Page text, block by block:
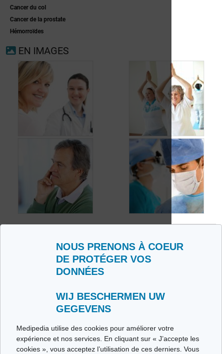
NOUS PRENONS À COEUR
DE PROTÉGER VOS
DONNÉES
WIJ BESCHERMEN UW
GEGEVENS
Medipedia utilise des cookies pour améliorer votre
expérience et nos services. En cliquant sur « J’accepte les
cookies », vous acceptez l’utilisation de ces derniers. Vous
Cancer du col
Cancer de la prostate
Hémorroïdes
EN IMAGES
Quel suivi en cas de
cancer colorectal?
Que puis-je faire et
manger durant mon
traitement?
Cancer colorectal:
suis-je guéri ou en
sursis?
Quel traitement en
cas de cancer
LIENS
Fondation contre le Cancer